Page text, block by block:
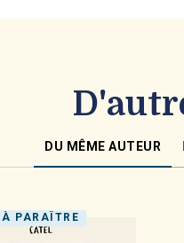
DU MÊME AUTEUR
À PARAÎTRE